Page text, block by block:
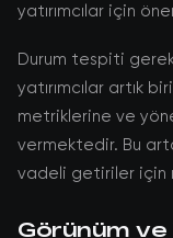
yatırımcılar için
Durum tespiti
yatırımcılar artık
metriklerine ve
vermektedir. Bu
vadeli getiriler için
Görünüm ve